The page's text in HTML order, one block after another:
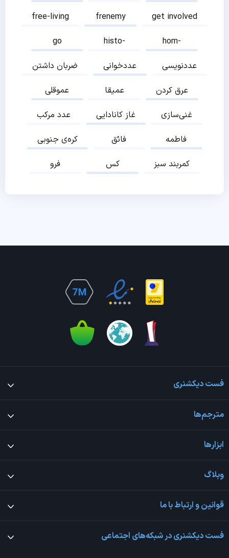
free-living
frenemy
get involved
go
histo-
hom-
ضربان داشتن
عددخوانی
عددنویسی
عموقلی
عمیقا
عرق کردن
عدد مرکب
غاز کانادایی
غنی‌سازی
کره‌ی جنوبی
فائق
فاطمه
فرو
کس کمربند سبز
فست دیکشنری
مترجم‌ها
ابزارها
وبلاگ
قوانین و ارتباط با ما
فست دیکشنری در شبکه‌های اجتماعی